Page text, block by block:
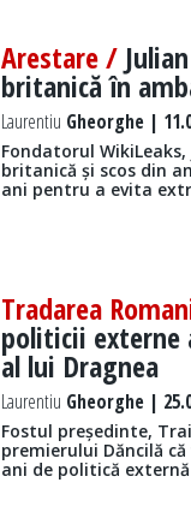
Arestare /
britanică în
Laurentiu Gheorghe |
Fondatorul
britanică și scos din
ani pentru a evita
Tradarea
politicii externe
al lui Dragnea
Laurentiu Gheorghe |
Fostul președinte,
premierului Dăncilă
ani de politică